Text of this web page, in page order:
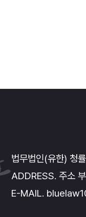
법무법인(유한) 청률
ADDRESS. 주소
E-MAIL.